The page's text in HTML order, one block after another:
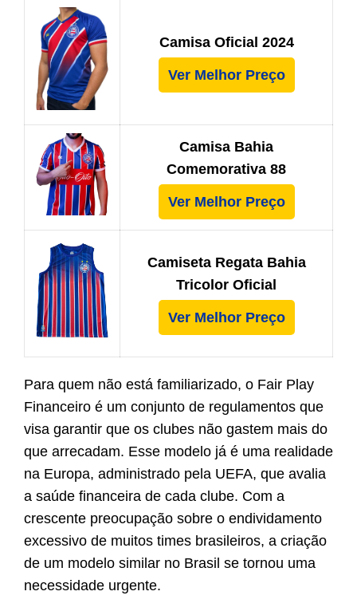
Camisa Oficial 2024
Ver Melhor Preço
Camisa Bahia
Comemorativa 88
Ver Melhor Preço
Camiseta Regata Bahia
Tricolor Oficial
Ver Melhor Preço
Para quem não está familiarizado, o Fair Play
Financeiro é um conjunto de regulamentos que
visa garantir que os clubes não gastem mais do
que arrecadam. Esse modelo já é uma realidade
na Europa, administrado pela UEFA, que avalia
a saúde financeira de cada clube. Com a
crescente preocupação sobre o endividamento
excessivo de muitos times brasileiros, a criação
de um modelo similar no Brasil se tornou uma
necessidade urgente.